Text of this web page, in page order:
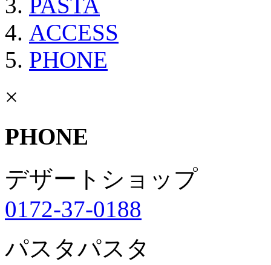
ACCESS
PHONE
×
PHONE
デザートショップ
0172-37-0188
パスタパスタ